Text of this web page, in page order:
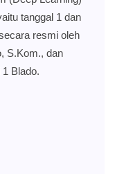
tanggal 1 dan
resmi oleh
S.Kom., dan
Blado.